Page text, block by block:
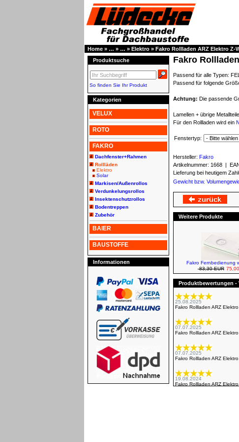
Home » … » … » Elektro » Fakro Rollladen ARZ Elektro Z-
Produktsuche
So finden Sie Ihr Produkt
Kategorien
VELUX
ROTO
FAKRO
Dachfenster+Rahmen
Rollläden
Elektro
Solar
Markisen/Außenrollos
Verdunkelungsrollos
Insektenschutzrollos
Bodentreppen
Zubehör
BAIER
BAUSTOFFE
Informationen
Fakro
Passend für alle Typen:
Passend für folgende
Achtung: Die passende
Lamellen + übrige
Für den Rollladen wird ein
Fenstertyp:
Hersteller: Fakro
Artikelnummer: 1668 |
Lieferung bei heutigem
Gewicht bzw.
Weitere Produkte
Fakro Fernbedienung
83,30 EUR
Produktbewertungen -
25.08.2025
Fakro Rollladen ARZ
07.07.2025
Fakro Rollladen ARZ
07.07.2025
Fakro Rollladen ARZ
19.08.2024
Fakro Rollladen ARZ